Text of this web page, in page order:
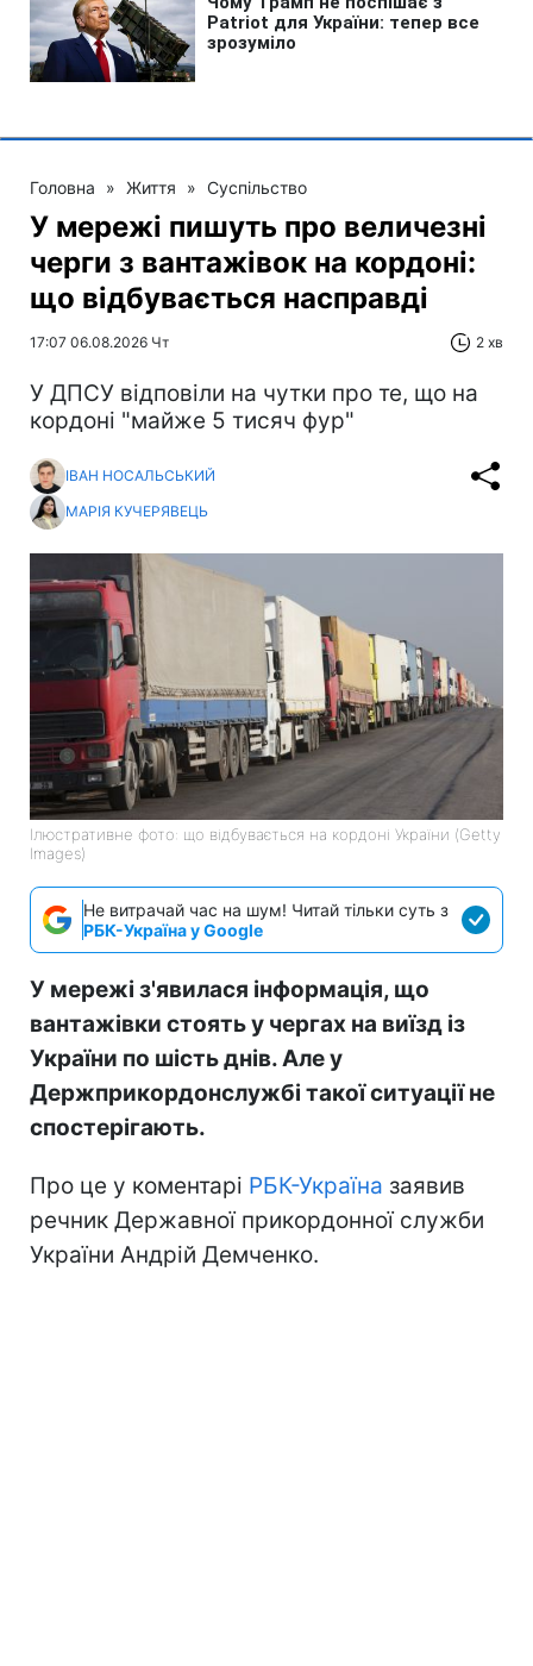
Головна » Життя » Суспільство
У мережі пишуть про величезні
черги з вантажівок на кордоні:
що відбувається насправді
17:07 06.08.2026 Чт 2 хв
У ДПСУ відповіли на чутки про те, що на
кордоні "майже 5 тисяч фур"
ІВАН НОСАЛЬСЬКИЙ
МАРІЯ КУЧЕРЯВЕЦЬ
Ілюстративне фото: що відбувається на кордоні України (Getty
Images)
Не витрачай час на шум! Читай тільки суть з
РБК-Україна у Google
У мережі з'явилася інформація, що
вантажівки стоять у чергах на виїзд із
України по шість днів. Але у
Держприкордонслужбі такої ситуації не
спостерігають.
Про це у коментарі РБК-Україна заявив
речник Державної прикордонної служби
України Андрій Демченко.